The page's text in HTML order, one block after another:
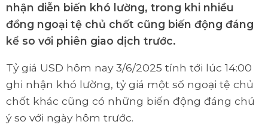
nhận diễn biến khó lường, trong khi nhiều
đồng ngoại tệ chủ chốt cũng biến động đáng
kể so với phiên giao dịch trước.
Tỷ giá USD hôm nay 3/6/2025 tính tới lúc 14:00
ghi nhận khó lường, tỷ giá một số ngoại tệ chủ
chốt khác cũng có những biến động đáng chú
ý so với ngày hôm trước.